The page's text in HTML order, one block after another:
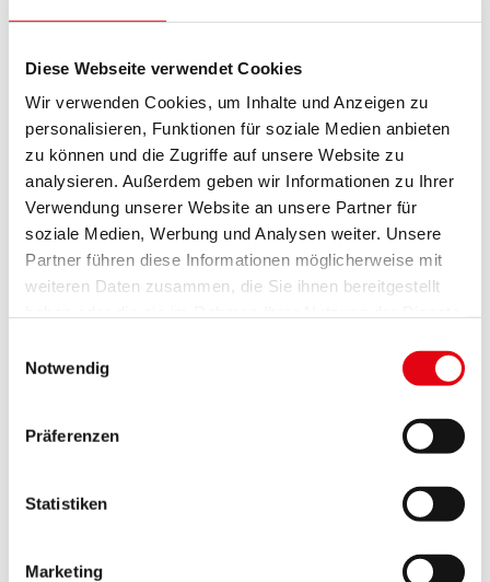
Diese Webseite verwendet Cookies
Wir verwenden Cookies, um Inhalte und Anzeigen zu
personalisieren, Funktionen für soziale Medien anbieten
zu können und die Zugriffe auf unsere Website zu
analysieren. Außerdem geben wir Informationen zu Ihrer
Verwendung unserer Website an unsere Partner für
soziale Medien, Werbung und Analysen weiter. Unsere
Partner führen diese Informationen möglicherweise mit
weiteren Daten zusammen, die Sie ihnen bereitgestellt
Notwendig
Präferenzen
Statistiken
Marketing
Allgemeine Projektdaten
Projektacronym:
eTOM SK-AT
Projektlaufzeit:
10/2023 - 08/2026
Projektpartner:
LP - Amt der Niederösterreichischen
Landesregierung, Abt. Kindergärten
PP3 - Stadtteil Bratislava – Nové Mesto
PP5 - Österr. Kinderfreunde, Landesorganisation
SP1 - Bildungsdirektion Niederösterreich